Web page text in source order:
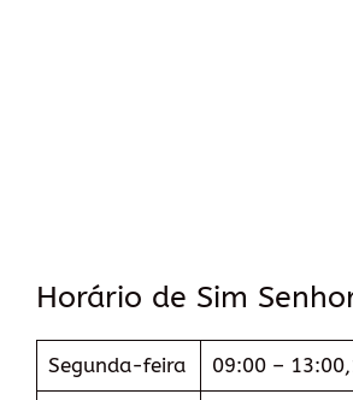
Horário de Sim
Segunda-feira 09:00 –